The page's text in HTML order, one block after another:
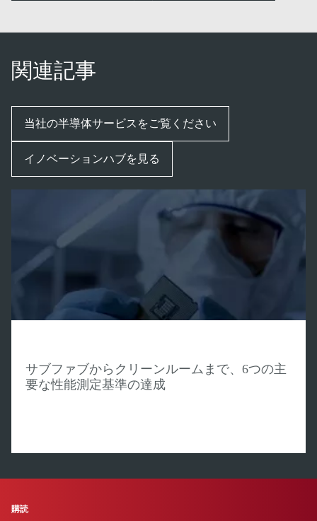
関連記事
当社の半導体サービスをご覧ください
イノベーションハブを見る
サブファブからクリーンルームまで、6つの主
要な性能測定基準の達成
購読